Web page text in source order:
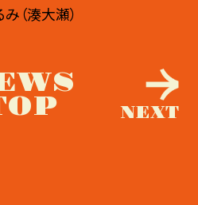
（湊大瀬）
NEXT